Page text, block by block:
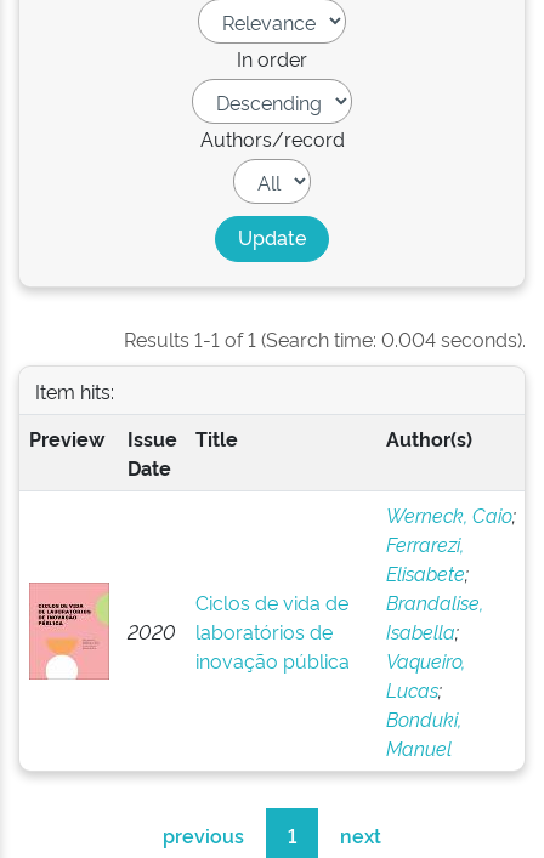
In order
Authors/record
Results 1-1 of 1 (Search time: 0.004 seconds).
Item hits:
Preview
Issue
Date
Title Author(s)
2020
Ciclos de vida de
laboratórios de
inovação pública
Werneck, Caio;
Ferrarezi,
Elisabete;
Brandalise,
Isabella;
Vaqueiro,
Lucas;
Bonduki,
Manuel
previous 1 next